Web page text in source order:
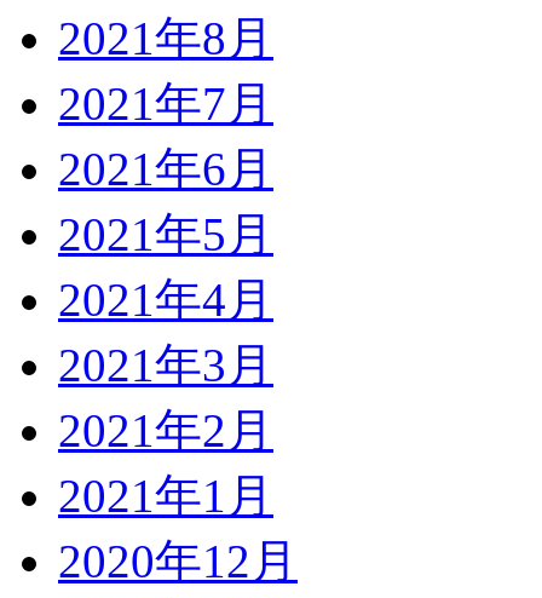
2021年8月
2021年7月
2021年6月
2021年5月
2021年4月
2021年3月
2021年2月
2021年1月
2020年12月